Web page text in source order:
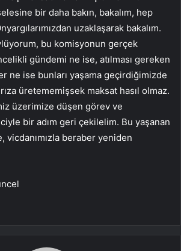
bir daha bakın, bakalım, hep
uzaklaşarak bakalım.
bu komisyonun gerçek
gündemi ne ise, atılması gereken
ne ise bunları yaşama geçirdiğimizde
üretememişsek maksat hasıl olmaz.
üzerimize düşen görev ve
bir adım geri çekilelim. Bu yaşanan
vicdanımızla beraber yeniden